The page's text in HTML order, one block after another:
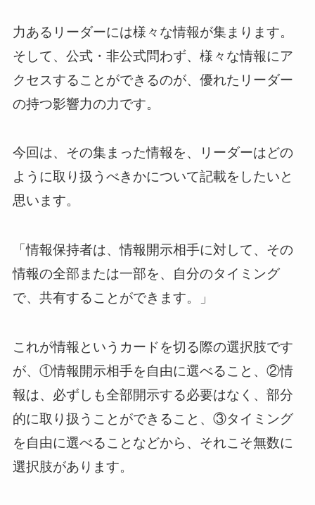
サービス概要資料はこちら
力あるリーダーには様々な情報が集まります。
そして、公式・非公式問わず、様々な情報にア
クセスすることができるのが、優れたリーダー
の持つ影響力の力です。
今回は、その集まった情報を、リーダーはどの
ように取り扱うべきかについて記載をしたいと
思います。
「情報保持者は、情報開示相手に対して、その
情報の全部または一部を、自分のタイミング
で、共有することができます。」
これが情報というカードを切る際の選択肢です
が、①情報開示相手を自由に選べること、②情
報は、必ずしも全部開示する必要はなく、部分
的に取り扱うことができること、③タイミング
を自由に選べることなどから、それこそ無数に
選択肢があります。